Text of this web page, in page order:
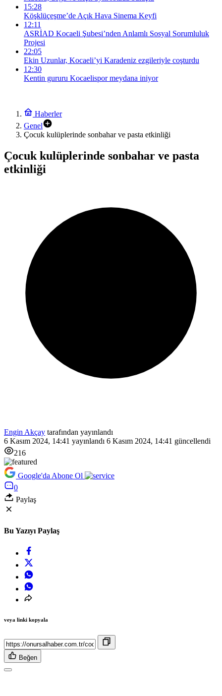
15:28
Köşklüçeşme’de Açık Hava Sinema Keyfi
12:11
ASRİAD Kocaeli Şubesi’nden Anlamlı Sosyal Sorumluluk
Projesi
22:05
Ekin Uzunlar, Kocaeli’yi Karadeniz ezgileriyle coşturdu
12:30
Kentin gururu Kocaelispor meydana iniyor
Haberler
Genel
Çocuk kulüplerinde sonbahar ve pasta etkinliği
Çocuk kulüplerinde sonbahar ve pasta
etkinliği
Engin Akçay tarafından yayınlandı
6 Kasım 2024, 14:41 yayınlandı 6 Kasım 2024, 14:41 güncellendi
216
Google'da Abone Ol
0
Paylaş
Bu Yazıyı Paylaş
veya linki kopyala
Beğen